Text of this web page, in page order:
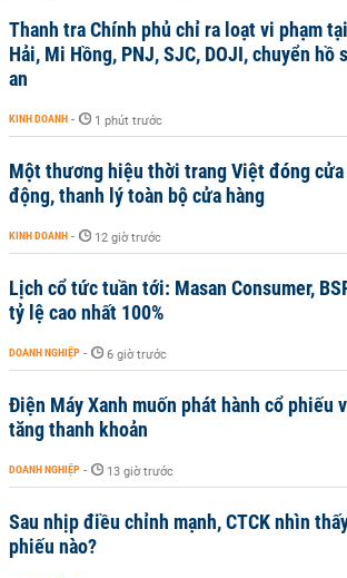
Thanh tra Chính phủ chỉ ra loạt vi phạm
Hải, Mi Hồng, PNJ, SJC, DOJI, chuyển hồ
an
KINH DOANH - 1 phút trước
Một thương hiệu thời trang Việt đóng cửa
động, thanh lý toàn bộ cửa hàng
KINH DOANH - 12 giờ trước
Lịch cổ tức tuần tới: Masan Consumer,
tỷ lệ cao nhất 100%
DOANH NGHIỆP - 6 giờ trước
Điện Máy Xanh muốn phát hành cổ phiếu
tăng thanh khoản
DOANH NGHIỆP - 13 giờ trước
Sau nhịp điều chỉnh mạnh, CTCK nhìn
phiếu nào?